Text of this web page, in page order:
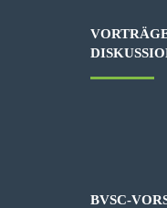
BVSC-